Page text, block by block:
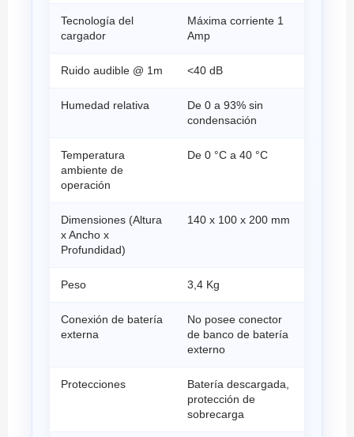
Tecnología del
cargador
Máxima corriente 1
Amp
Ruido audible @ 1m <40 dB
Humedad relativa
De 0 a 93% sin
condensación
Temperatura
ambiente de
operación
De 0 °C a 40 °C
Dimensiones (Altura
x Ancho x
Profundidad)
140 x 100 x 200 mm
Peso 3,4 Kg
Conexión de batería
externa
No posee conector
de banco de batería
externo
Protecciones
Batería descargada,
protección de
sobrecarga